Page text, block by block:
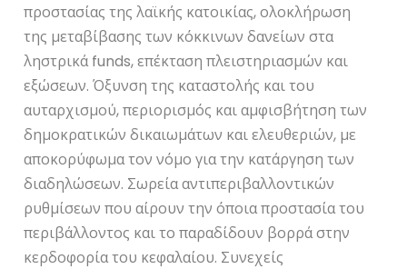
προστασίας της λαϊκής κατοικίας, ολοκλήρωση
της μεταβίβασης των κόκκινων δανείων στα
ληστρικά funds, επέκταση πλειστηριασμών και
εξώσεων. Όξυνση της καταστολής και του
αυταρχισμού, περιορισμός και αμφισβήτηση των
δημοκρατικών δικαιωμάτων και ελευθεριών, με
αποκορύφωμα τον νόμο για την κατάργηση των
διαδηλώσεων. Σωρεία αντιπεριβαλλοντικών
ρυθμίσεων που αίρουν την όποια προστασία του
περιβάλλοντος και το παραδίδουν βορρά στην
κερδοφορία του κεφαλαίου. Συνεχείς